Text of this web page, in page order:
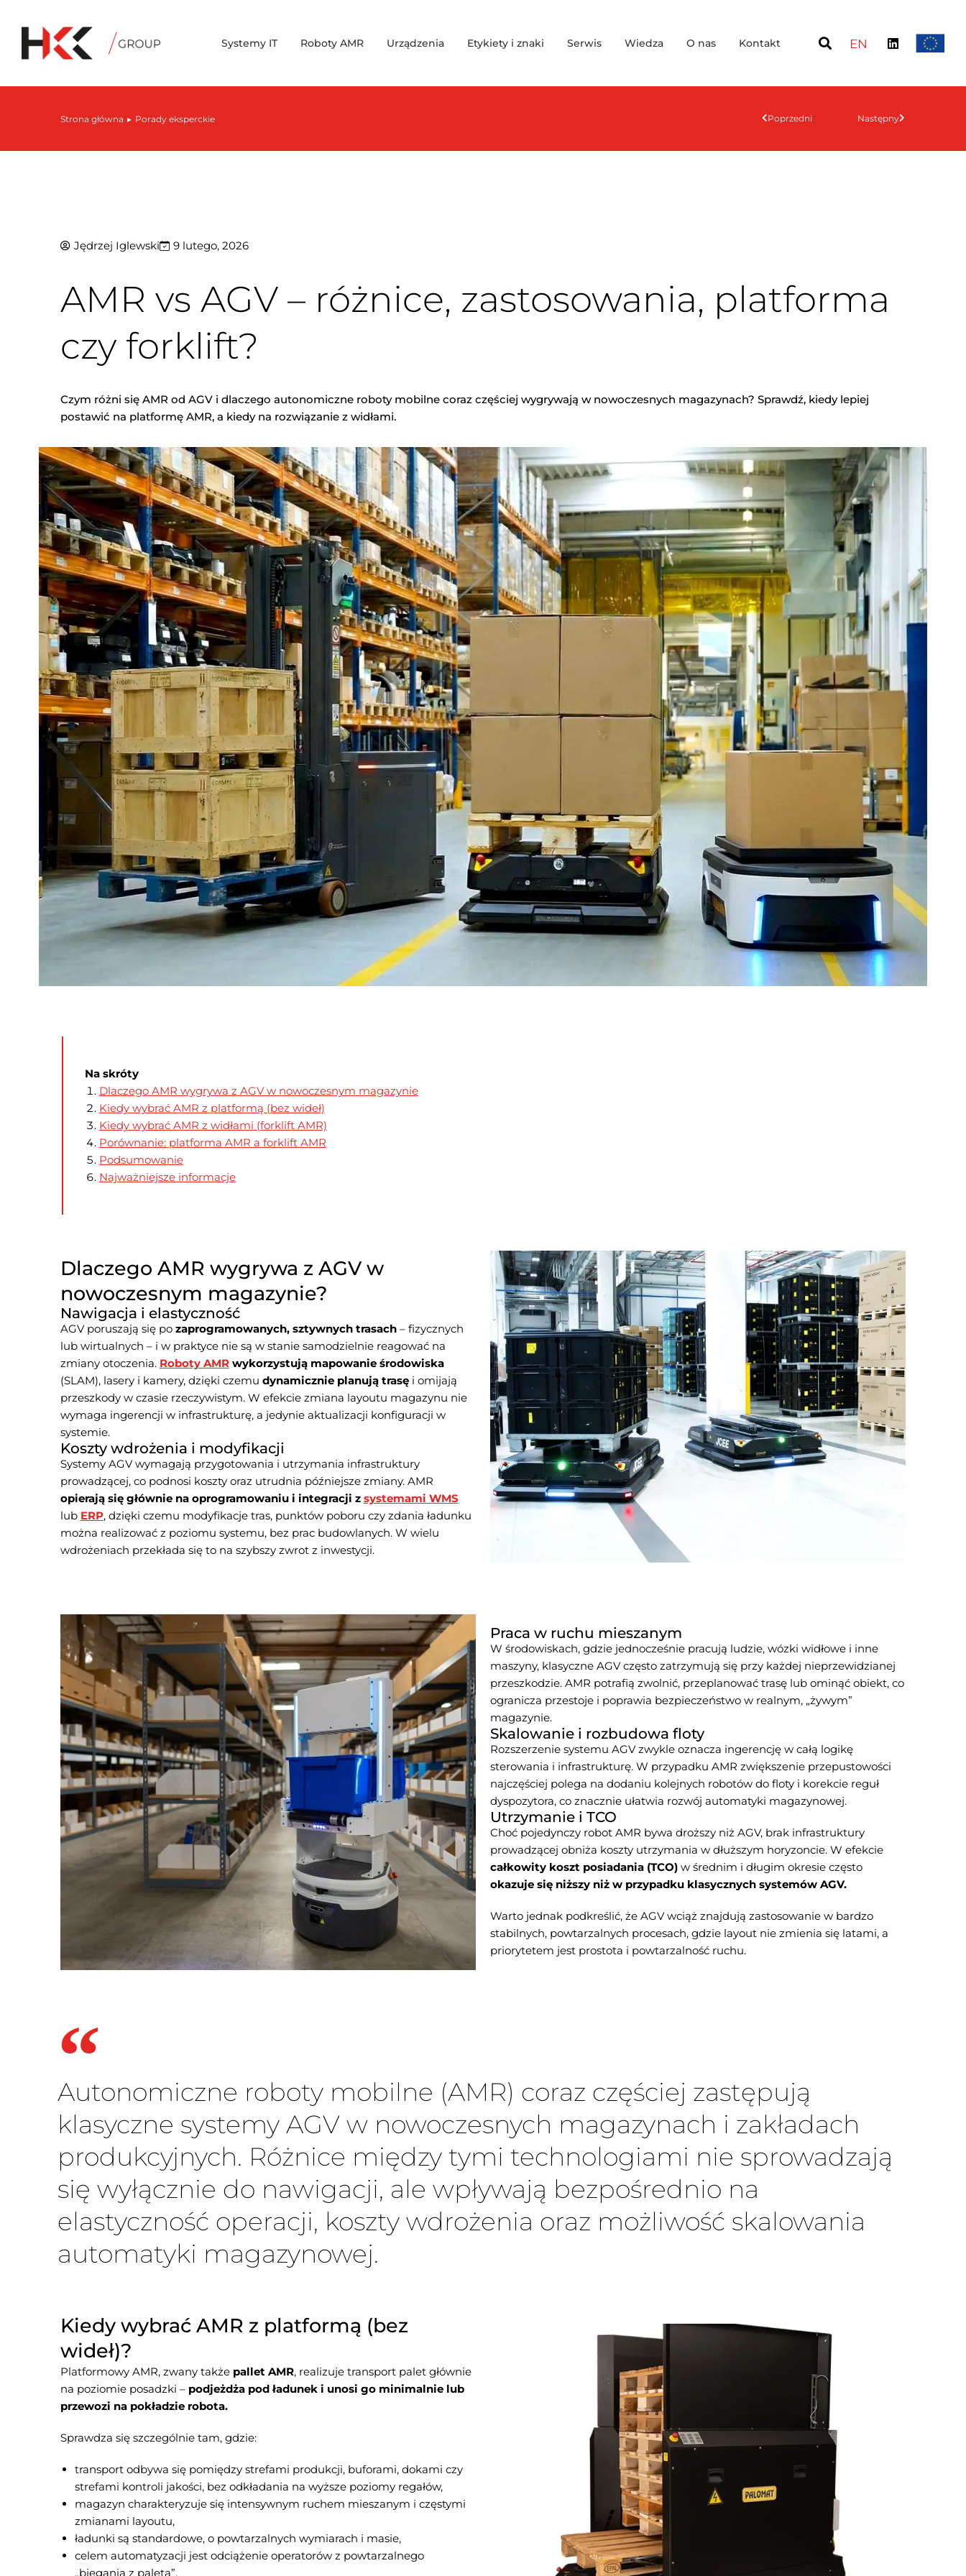
Systemy IT Roboty AMR Urządzenia Etykiety i znaki Serwis Wiedza O nas Kontakt EN
Jesteś tutaj:
Strona główna Porady eksperckie Poprzedni Następny
Jędrzej Iglewski 9 lutego, 2026
AMR vs AGV – różnice, zastosowania, platforma
czy forklift?
Czym różni się AMR od AGV i dlaczego autonomiczne roboty mobilne coraz częściej wygrywają w nowoczesnych magazynach? Sprawdź, kiedy lepiej
postawić na platformę AMR, a kiedy na rozwiązanie z widłami.
Na skróty
Dlaczego AMR wygrywa z AGV w nowoczesnym magazynie
Kiedy wybrać AMR z platformą (bez wideł)
Kiedy wybrać AMR z widłami (forklift AMR)
Porównanie: platforma AMR a forklift AMR
Podsumowanie
Najważniejsze informacje
Dlaczego AMR wygrywa z AGV w
nowoczesnym magazynie?
Nawigacja i elastyczność
AGV poruszają się po zaprogramowanych, sztywnych trasach– fizycznych
lub wirtualnych – i w praktyce nie są w stanie samodzielnie reagować na
zmiany otoczenia. Roboty AMRwykorzystują mapowanie środowiska
(SLAM), lasery i kamery, dzięki czemu dynamicznie planują trasęi omijają
przeszkody w czasie rzeczywistym. W efekcie zmiana layoutu magazynu nie
wymaga ingerencji w infrastrukturę, a jedynie aktualizacji konfiguracji w
systemie.
Koszty wdrożenia i modyfikacji
Systemy AGV wymagają przygotowania i utrzymania infrastruktury
prowadzącej, co podnosi koszty oraz utrudnia późniejsze zmiany. AMR
opierają się głównie na oprogramowaniu i integracji z systemami WMS
lub ERP, dzięki czemu modyfikacje tras, punktów poboru czy zdania ładunku
można realizować z poziomu systemu, bez prac budowlanych. W wielu
wdrożeniach przekłada się to na szybszy zwrot z inwestycji.
Praca w ruchu mieszanym
W środowiskach, gdzie jednocześnie pracują ludzie, wózki widłowe i inne
maszyny, klasyczne AGV często zatrzymują się przy każdej nieprzewidzianej
przeszkodzie. AMR potrafią zwolnić, przeplanować trasę lub ominąć obiekt, co
ogranicza przestoje i poprawia bezpieczeństwo w realnym, „żywym”
magazynie.
Skalowanie i rozbudowa floty
Rozszerzenie systemu AGV zwykle oznacza ingerencję w całą logikę
sterowania i infrastrukturę. W przypadku AMR zwiększenie przepustowości
najczęściej polega na dodaniu kolejnych robotów do floty i korekcie reguł
dyspozytora, co znacznie ułatwia rozwój automatyki magazynowej.
Utrzymanie i TCO
Choć pojedynczy robot AMR bywa droższy niż AGV, brak infrastruktury
prowadzącej obniża koszty utrzymania w dłuższym horyzoncie. W efekcie
całkowity koszt posiadania (TCO) w średnim i długim okresie często
okazuje się niższy niż w przypadku klasycznych systemów AGV.
Warto jednak podkreślić, że AGV wciąż znajdują zastosowanie w bardzo
stabilnych, powtarzalnych procesach, gdzie layout nie zmienia się latami, a
priorytetem jest prostota i powtarzalność ruchu.
Autonomiczne roboty mobilne (AMR) coraz częściej zastępują
klasyczne systemy AGV w nowoczesnych magazynach i zakładach
produkcyjnych. Różnice między tymi technologiami nie sprowadzają
się wyłącznie do nawigacji, ale wpływają bezpośrednio na
elastyczność operacji, koszty wdrożenia oraz możliwość skalowania
automatyki magazynowej.
Kiedy wybrać AMR z platformą (bez
wideł)?
Platformowy AMR, zwany także pallet AMR, realizuje transport palet głównie
na poziomie posadzki – podjeżdża pod ładunek i unosi go minimalnie lub
przewozi na pokładzie robota.
Sprawdza się szczególnie tam, gdzie:
transport odbywa się pomiędzy strefami produkcji, buforami, dokami czy
strefami kontroli jakości, bez odkładania na wyższe poziomy regałów,
magazyn charakteryzuje się intensywnym ruchem mieszanym i częstymi
zmianami layoutu,
ładunki są standardowe, o powtarzalnych wymiarach i masie,
celem automatyzacji jest odciążenie operatorów z powtarzalnego
„biegania z paletą”.